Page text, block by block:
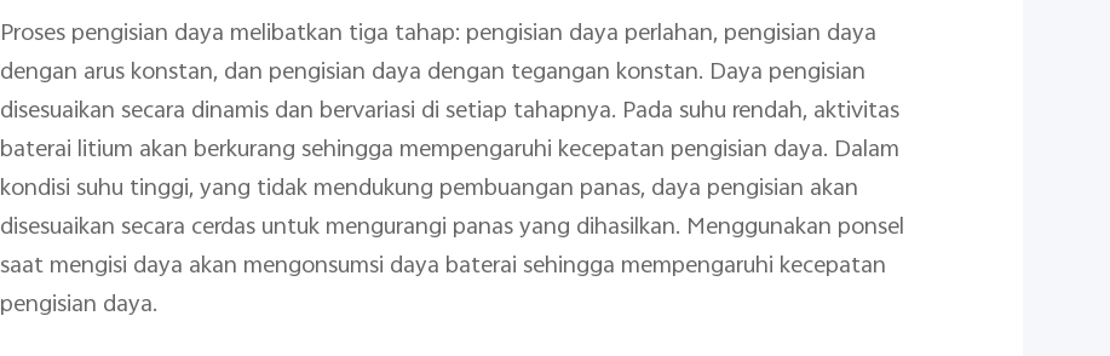
Proses pengisian daya melibatkan tiga tahap: pengisian daya perlahan, pengisian daya
dengan arus konstan, dan pengisian daya dengan tegangan konstan. Daya pengisian
disesuaikan secara dinamis dan bervariasi di setiap tahapnya. Pada suhu rendah, aktivitas
baterai litium akan berkurang sehingga mempengaruhi kecepatan pengisian daya. Dalam
kondisi suhu tinggi, yang tidak mendukung pembuangan panas, daya pengisian akan
disesuaikan secara cerdas untuk mengurangi panas yang dihasilkan. Menggunakan ponsel
saat mengisi daya akan mengonsumsi daya baterai sehingga mempengaruhi kecepatan
pengisian daya.